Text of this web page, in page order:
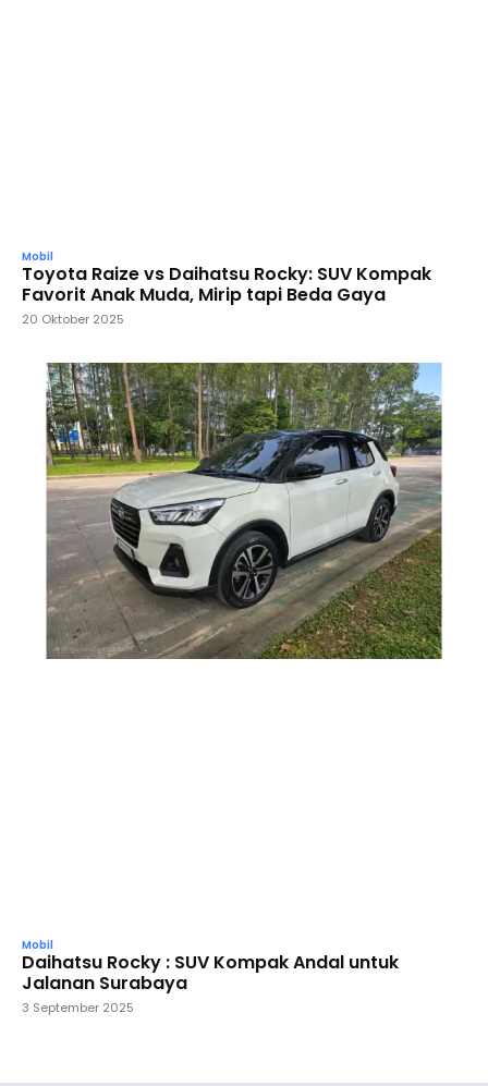
Mobil
Toyota Raize vs Daihatsu Rocky: SUV Kompak
Favorit Anak Muda, Mirip tapi Beda Gaya
20 Oktober 2025
Mobil
Daihatsu Rocky : SUV Kompak Andal untuk
Jalanan Surabaya
3 September 2025